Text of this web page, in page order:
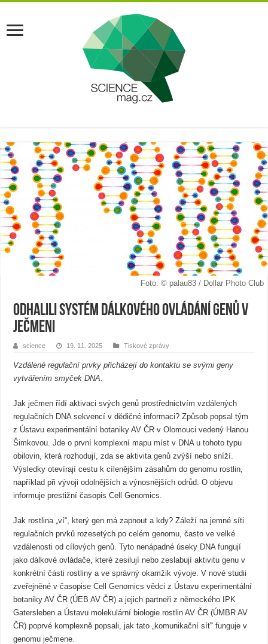
Foto: © palau83 / Dollar Photo Club
Odhalili systém dálkového ovládání genů v
ječmeni
science 19. 11. 2025 Tiskové zprávy
Vzdálené regulační prvky přicházejí do kontaktu se svými geny
vytvářením smyček DNA.
Jak ječmen řídí aktivaci svých genů prostřednictvím vzdálených
regulačních DNA sekvencí v dědičné informaci? Způsob popsal tým
z Ústavu experimentální botaniky AV ČR v Olomouci vedený Hanou
Šimkovou. Jde o první komplexní mapu míst v DNA u tohoto typu
obilovin, která rozhodují, zda se aktivita genů zvýší nebo sníží.
Výsledky otevírají cestu k cílenějším zásahům do genomu rostlin,
například při vývoji odolnějších a výnosnějších odrůd. O objevu
informuje prestižní časopis Cell Genomics.
Jak rostlina „ví“, který gen má zapnout a kdy? Záleží na jemné síti
regulačních prvků rozesetých po celém genomu, často ve velké
vzdálenosti od cílových genů. Tyto nenápadné úseky DNA fungují
jako dálkové ovládače, které zesilují nebo zeslabují aktivitu genu v
konkrétní části rostliny a ve správný okamžik vývoje. V nové studii
zveřejněné v časopise Cell Genomics vědci z Ústavu experimentální
botaniky AV ČR (ÚEB AV ČR) a jejich partneři z německého IPK
Gatersleben a Ústavu molekulární biologie rostlin AV ČR (ÚMBR AV
ČR) poprvé komplexně popsali, jak tato „komunikační síť“ funguje v
genomu ječmene.